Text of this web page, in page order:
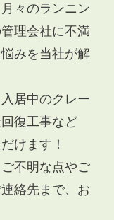
々のランニン
理会社に不満
みを当社が解
居中のクレー
復工事など
けます！
不明な点やご
絡先まで、お